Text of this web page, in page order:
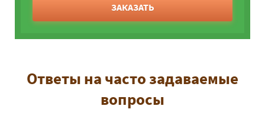
ЗАКАЗАТЬ
Ответы на часто задаваемые
вопросы